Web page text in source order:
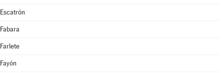
Escatrón
Fabara
Farlete
Fayón